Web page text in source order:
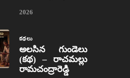
2026
కథలు
అలసిన గుండెలు
(కథ) – రాచమల్లు
రామచంద్రారెడ్డి